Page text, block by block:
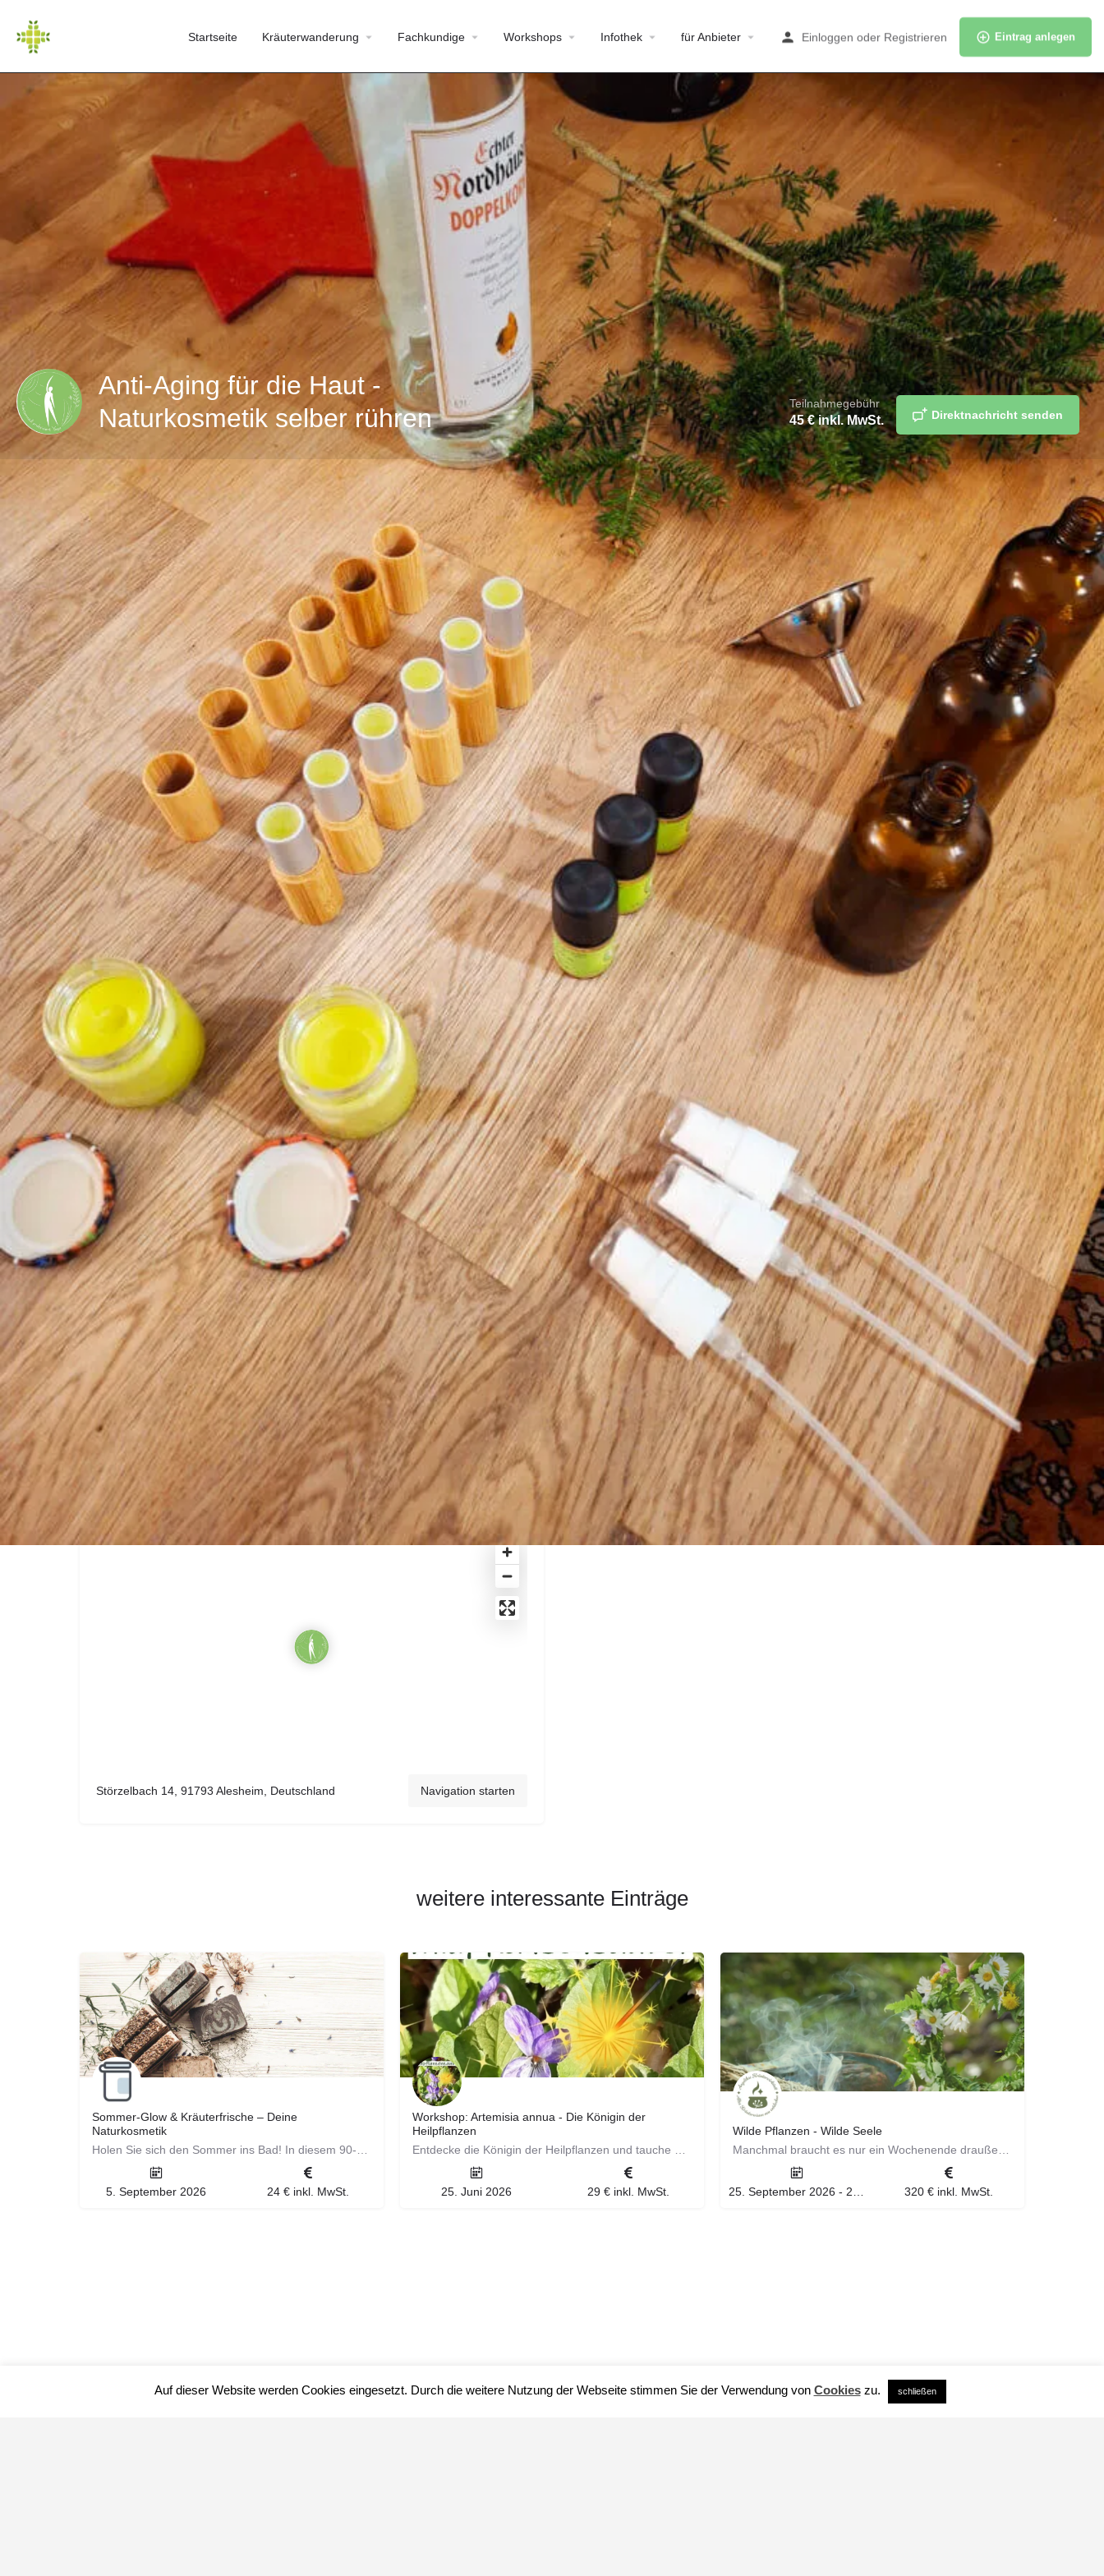
Startseite Kräuterwanderung Fachkundige Workshops Infothek für Anbieter Einloggen oder Registrieren Eintrag anlegen
Anti-Aging für die Haut -
Naturkosmetik selber rühren
Teilnahmegebühr
45€ inkl. MwSt. Direktnachricht senden
Profil Bewertungen 0
Direktnachricht senden E-Mail senden anrufen teilen merken
Details zum Workshop
Die wohltuende Wirkung von Wildkräutern kennen lernen & deiner Haut etwas
Gutes tun! Willst du dich mit selbstgemachten Naturkosmetik Produkten pflegen
und zusätzlich Plastik sparen? Dann ist dieser Kurs geeignet, denn ich zeige Dir,
wie du Wildpflanzen und Früchte aus Deiner Umgebung nutzen und verjüngende
Produkte aus nur wenigen Zutaten herstellen kannst. Wenn die Sonne scheint
erkunden wir in Störzelbach im Garten Wildpflanzen, bei sehr kaltem &
ungemütlichem Wetter sind wir direkt innen lernen die Wildpflanzen sicher zu
bestimmen und stellen anschließend verjüngende & wohltuende Naturkosmetik
her. Es wird ein gemütlicher Nachmittag mit Wildkräuter-Wissen, einem leckerem
Getränk und einer kulinarischen, wilden Überraschung.
Ich freu mich auf Euch :)
Antonia
Du bekommst:
Wildkräuter-Wissen
Produkte, die du mit nach Hause nehmen kannst
die Rohstoffe, Tiegel + Sprayflasche (aus Glas), Lippenhülse
Unterlagen & Rezepte
einen freudigen Nachmittag mit Wildkräuter-Interessierten
Snacks & Getränke
Infos:
Dauer 13-16Uhr
Kosten: 45€ inkl.
Treffpunkt: Störzelbach 14, 91793 Alesheim
Art des Workshops
Naturkosmetik Salben & Öle
Kontaktdaten
0176 82478171
antonia.katheder@hotmail.com
Störzelbach 14, 91793 Alesheim, Deutschland
Ort
Störzelbach 14, 91793 Alesheim, Deutschland Navigation starten
Teilnahmegebühr
45 € inkl. MwSt.
Fotos & Eindrücke
die nächsten Termine
18. Januar 2026 13:00 - 16:00
beendet
Social Media
Instagram
weitere interessante Einträge
Sommer-Glow & Kräuterfrische – Deine
Naturkosmetik
Holen Sie sich den Sommer ins Bad! In diesem 90-minütigen Workshop kreieren Sie ein erfrischendes Pflegeset,…
5. September 2026 24 € inkl. MwSt.
Workshop: Artemisia annua - Die Königin der
Heilpflanzen
Entdecke die Königin der Heilpflanzen und tauche mit ein in die faszinierende Welt der Artemisia annua. In…
25. Juni 2026 29 € inkl. MwSt.
Wilde Pflanzen - Wilde Seele
Manchmal braucht es nur ein Wochenende draußen in der Natur, um wieder Boden unter den Füßen zu spüren. Du…
25. September 2026 - 27. September 2026 320 € inkl. MwSt.
Auf dieser Website werden Cookies eingesetzt. Durch die weitere Nutzung der Webseite stimmen Sie der Verwendung von Cookieszu. schließen